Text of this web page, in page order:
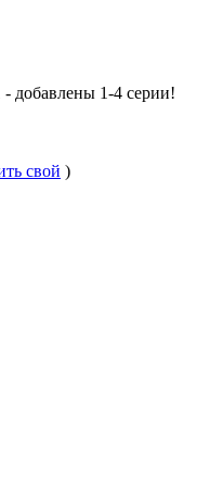
- добавлены 1-4 серии!
свой )